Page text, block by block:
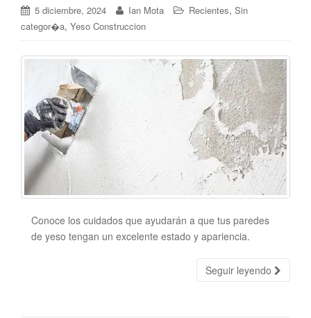
5 diciembre, 2024 Ian Mota Recientes, Sin
categor�a, Yeso Construccion
Conoce los cuidados que ayudarán a que tus paredes
de yeso tengan un excelente estado y apariencia.
Seguir leyendo